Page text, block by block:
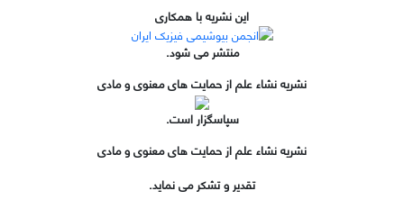
این نشریه با همکاری
منتشر می شود.
نشریه نشاء علم از حمایت های معنوی و مادی
سپاسگزار است.
نشریه نشاء علم از حمایت های معنوی و مادی
تقدیر و تشکر می نماید.